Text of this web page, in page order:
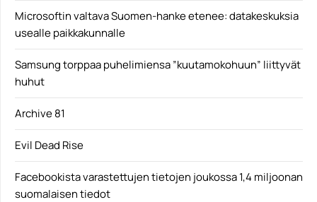
Microsoftin valtava Suomen-hanke etenee: datakeskuksia
usealle paikkakunnalle
Samsung torppaa puhelimiensa ”kuutamokohuun” liittyvät
huhut
Archive 81
Evil Dead Rise
Facebookista varastettujen tietojen joukossa 1,4 miljoonan
suomalaisen tiedot